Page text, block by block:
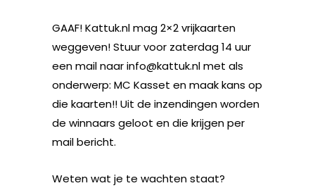
GAAF! Kattuk.nl mag 2×2 vrijkaarten
weggeven! Stuur voor zaterdag 14 uur
een mail naar info@kattuk.nl met als
onderwerp: MC Kasset en maak kans op
die kaarten!! Uit de inzendingen worden
de winnaars geloot en die krijgen per
mail bericht.
Weten wat je te wachten staat?